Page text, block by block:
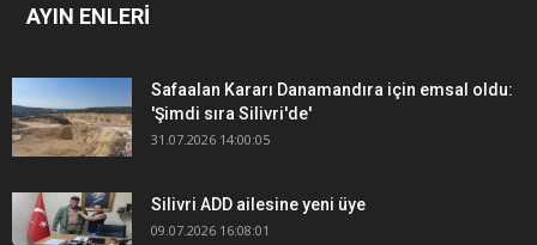
AYIN ENLERİ
Safaalan Kararı Danamandıra için emsal oldu:
'Şimdi sıra Silivri'de'
31.07.2026 14:00:05
Silivri ADD ailesine yeni üye
09.07.2026 16:08:01